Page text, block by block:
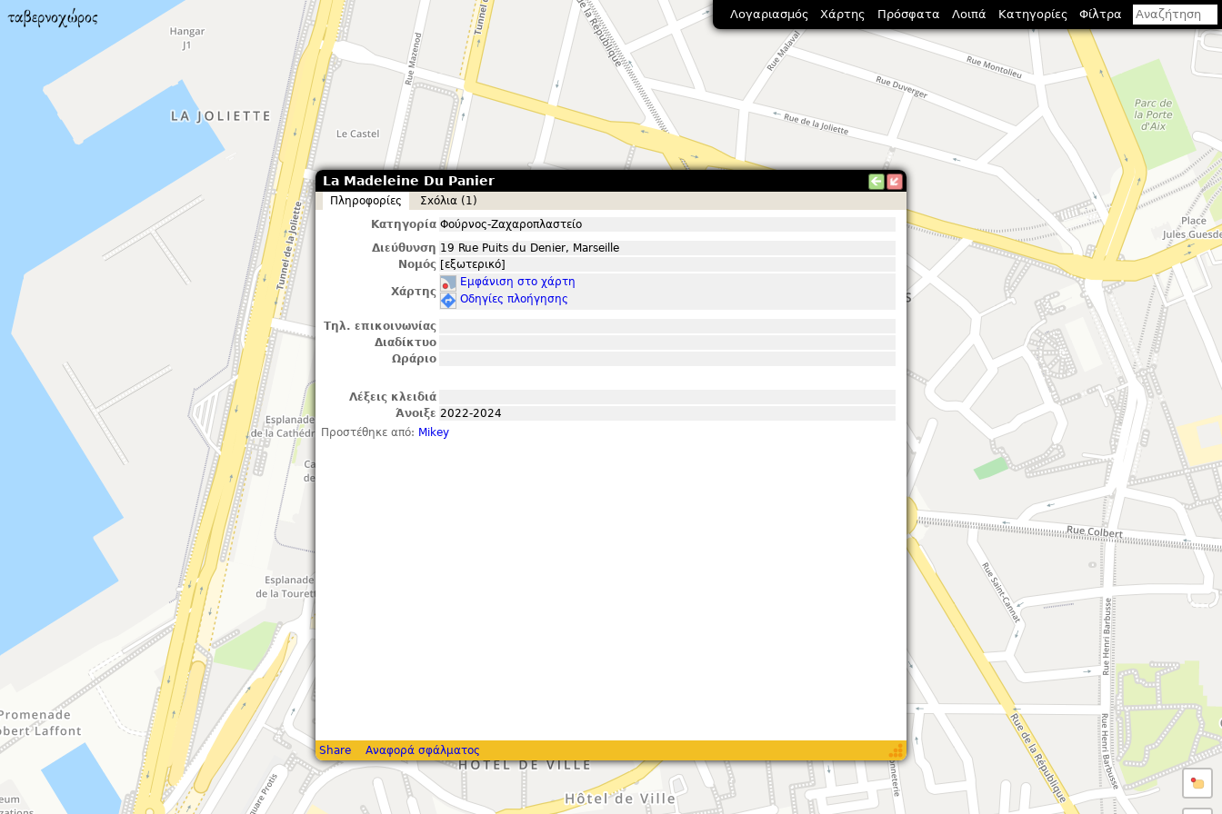
La Madeleine Du Panier
Πληροφορίες
Σxόλια (1)
Κατηγορία Φούρνος-Ζαχαροπλαστείο
Διεύθυνση 19 Rue Puits du Denier, Marseille
Νομός [εξωτερικό]
Χάρτης
Εμφάνιση στο χάρτη
Οδηγίες πλοήγησης
Τηλ. επικοινωνίας
Διαδίκτυο
Ωράριο
Λέξεις κλειδιά
Άνοιξε 2022-2024
Προστέθηκε από: Mikey
Share Αναφορά σφάλματος
Λογαριασμός Χάρτης Πρόσφατα Λοιπά Κατηγορίες Φίλτρα